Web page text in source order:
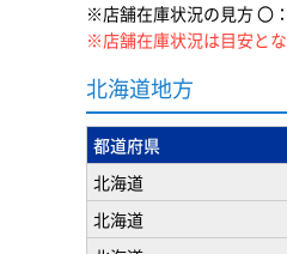
※店舗在庫状況の見方 〇
※店舗在庫状況は目安と
北海道地方
都道府県
北海道
北海道